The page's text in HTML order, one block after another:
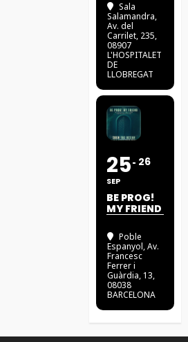
Sala
Salamandra,
Av. del
Carrilet, 235,
08907
L'HOSPITALET
DE
LLOBREGAT
25
SEP
26
BE PROG!
MY FRIEND
Poble
Espanyol, Av.
Francesc
Ferrer i
Guàrdia, 13,
08038
BARCELONA